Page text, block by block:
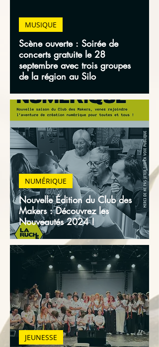
Scène ouverte : Soirée de
concerts gratuite le 28
septembre avec trois groupes
de la région au Silo
MUSIQUE
Nouvelle Édition du Club des
Makers : Découvrez les
Nouveautés 2024 !
NUMÉRIQUE
JEUNESSE